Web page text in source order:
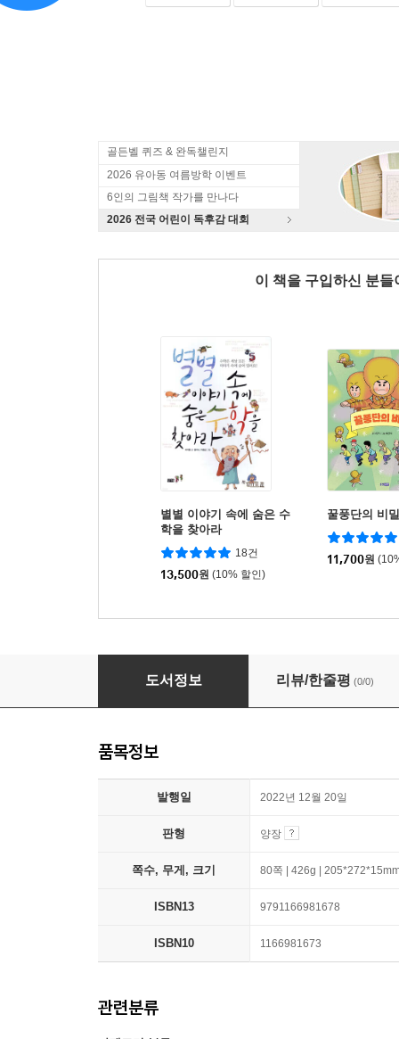
골든벨 퀴즈 & 완독챌린지
2026 유아동 여름방학 이벤트
6인의 그림책 작가를 만나다
2026 전국 어린이 독후감 대회
이 책을 구입하신 분
별별 이야기 속에 숨은 수
학을 찾아라
18건
13,500원 (10% 할인)
꿀풍단의 비밀
11,700원
알기 쉬운 곤충 이야기
도서정보 리뷰/한줄평 (0/0)
품목정보
발행일 2022년 12월 20일
판형 양장
쪽수, 무게, 크기 80쪽 | 426g |
ISBN13 9791166981678
ISBN10 1166981673
관련분류